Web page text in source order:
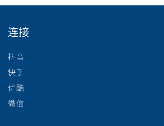
连接
抖音
快手
优酷
微信